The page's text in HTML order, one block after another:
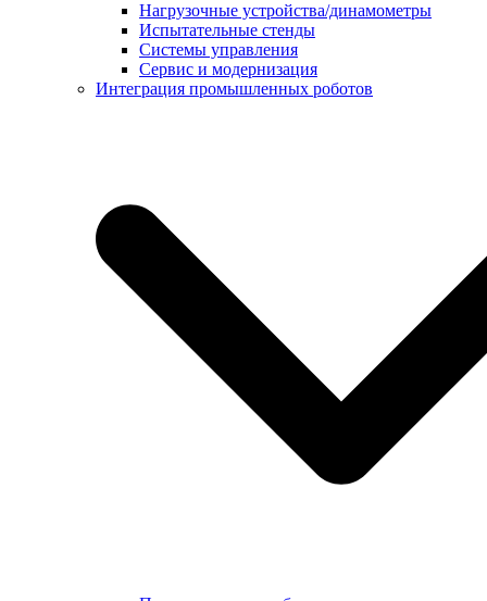
Нагрузочные устройства/динамометры
Испытательные стенды
Системы управления
Сервис и модернизация
Интеграция промышленных роботов